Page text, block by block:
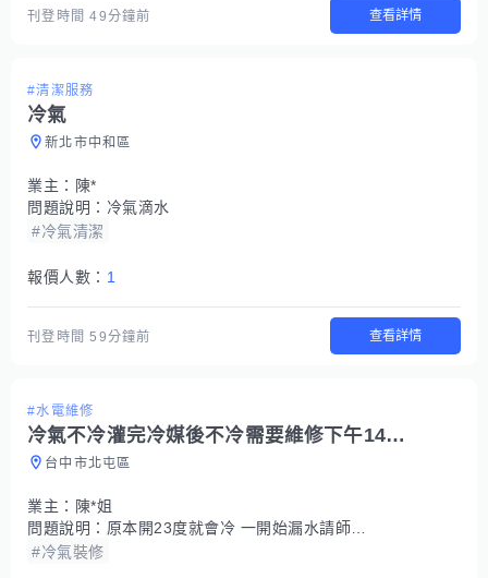
刊登時間49分鐘前 查看詳情
#清潔服務
冷氣
新北市中和區
業主： 陳*
問題說明： 冷氣滴水
#冷氣清潔
報價人數： 1
刊登時間59分鐘前 查看詳情
#水電維修
冷氣不冷灌完冷媒後不冷需要維修下午14：00後可以來的要專業
台中市北屯區
業主： 陳*姐
問題說明： 原本開23度就會冷 一開始漏水請師傅來修 結果他灌冷媒後完全不涼 現在20度才會冷 需要師傅來急救
#冷氣裝修